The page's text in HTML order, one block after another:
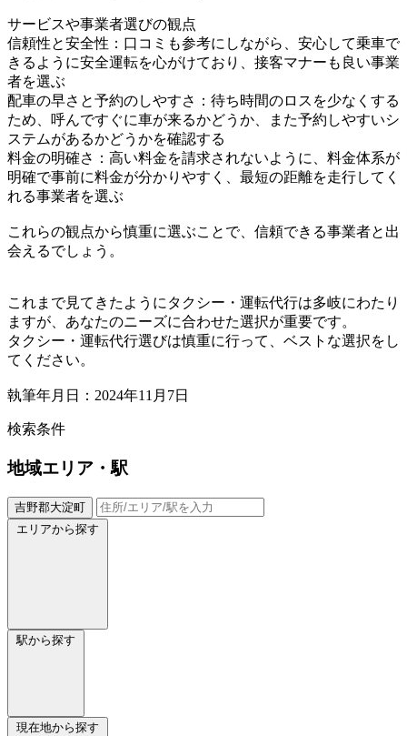
サービスや事業者選びの観点
信頼性と安全性：口コミも参考にしながら、安心して乗車で
きるように安全運転を心がけており、接客マナーも良い事業
者を選ぶ
配車の早さと予約のしやすさ：待ち時間のロスを少なくする
ため、呼んですぐに車が来るかどうか、また予約しやすいシ
ステムがあるかどうかを確認する
料金の明確さ：高い料金を請求されないように、料金体系が
明確で事前に料金が分かりやすく、最短の距離を走行してく
れる事業者を選ぶ
これらの観点から慎重に選ぶことで、信頼できる事業者と出
会えるでしょう。
これまで見てきたようにタクシー・運転代行は多岐にわたり
ますが、あなたのニーズに合わせた選択が重要です。
タクシー・運転代行選びは慎重に行って、ベストな選択をし
てください。
執筆年月日：2024年11月7日
検索条件
地域エリア・駅
吉野郡大淀町
エリアから探す
駅から探す
現在地から探す